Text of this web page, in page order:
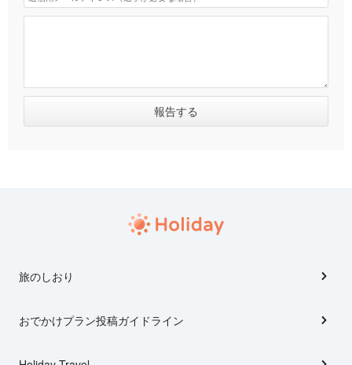
旅のしおり
おでかけプラン投稿ガイドライン